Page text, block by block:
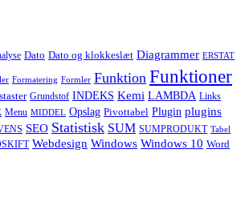
Dato Dato og klokkeslæt Diagrammer ERSTAT
Formatering Formler Funktion Funktioner
Grundstof INDEKS Kemi LAMBDA Links
Menu MIDDEL Opslag Pivottabel Plugin plugins
SEO Statistisk SUM SUMPRODUKT Tabel
Webdesign Windows Windows 10 Word